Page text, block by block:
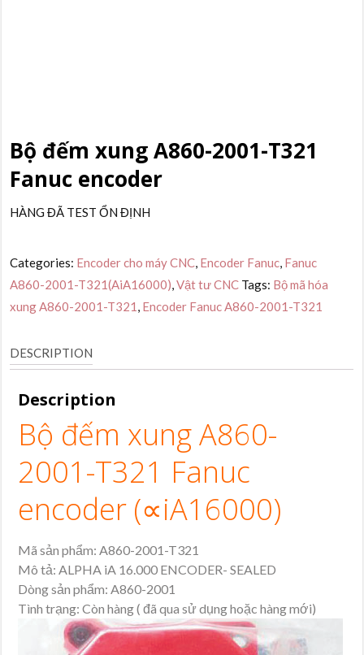
Bộ đếm xung A860-2001-T321
Fanuc encoder
HÀNG ĐÃ TEST ỔN ĐỊNH
Categories: Encoder cho máy CNC, Encoder Fanuc, Fanuc
A860-2001-T321(AiA16000),Vật tư CNC Tags: Bộ mã hóa
xung A860-2001-T321 , Encoder Fanuc A860-2001-T321
DESCRIPTION
Description
Bộ đếm xung A860-
2001-T321 Fanuc
encoder (∝iA16000)
Mã sản phẩm: A860-2001-T321
Mô tả: ALPHA iA 16.000 ENCODER- SEALED
Dòng sản phẩm: A860-2001
Tình trạng: Còn hàng ( đã qua sử dụng hoặc hàng mới)